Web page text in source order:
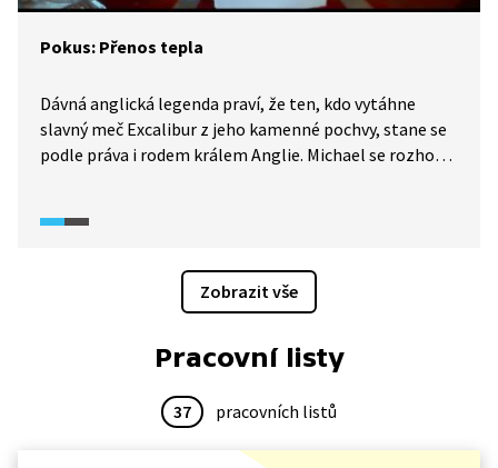
(CEET), Výzkumné energetické centrum (VEC).
Pokus: Přenos tepla
Dávná anglická legenda praví, že ten, kdo vytáhne
slavný meč Excalibur z jeho kamenné pochvy, stane se
podle práva i rodem králem Anglie. Michael se rozhodl,
několik experimentů, na nichž svá tvrzení dokáže.
Zobrazit vše
Pracovní listy
37 pracovních listů